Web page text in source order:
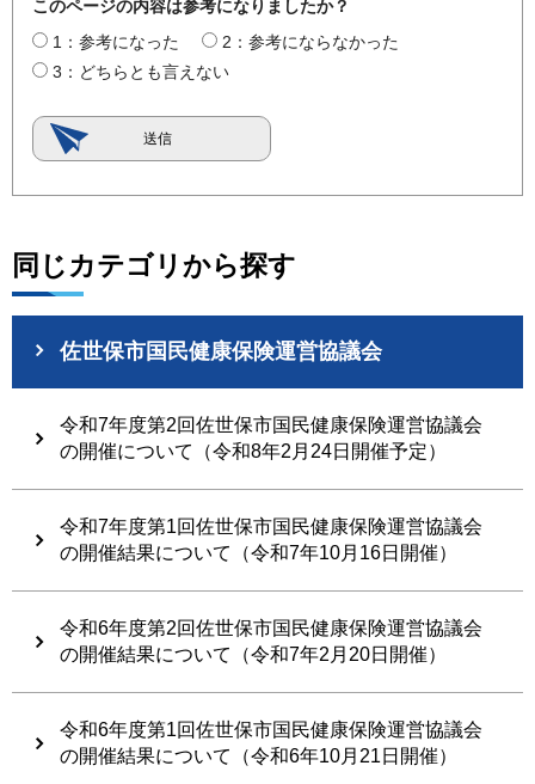
このページの内容は参考になりましたか？
1：参考になった
2：参考にならなかった
3：どちらとも言えない
同じカテゴリから探す
佐世保市国民健康保険運営協議会
令和7年度第2回佐世保市国民健康保険運営協議会
の開催について（令和8年2月24日開催予定）
令和7年度第1回佐世保市国民健康保険運営協議会
の開催結果について（令和7年10月16日開催）
令和6年度第2回佐世保市国民健康保険運営協議会
の開催結果について（令和7年2月20日開催）
令和6年度第1回佐世保市国民健康保険運営協議会
の開催結果について（令和6年10月21日開催）